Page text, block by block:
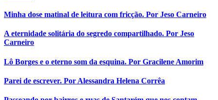
Minha dose matinal de leitura com fricção. Por Jeso Carneiro
A eternidade solitária do segredo compartilhado. Por Jeso
Carneiro
Lô Borges e o eterno som da esquina. Por Gracilene Amorim
Parei de escrever. Por Alessandra Helena Corrêa